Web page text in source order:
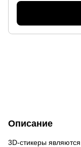
Описание
3D-стикеры